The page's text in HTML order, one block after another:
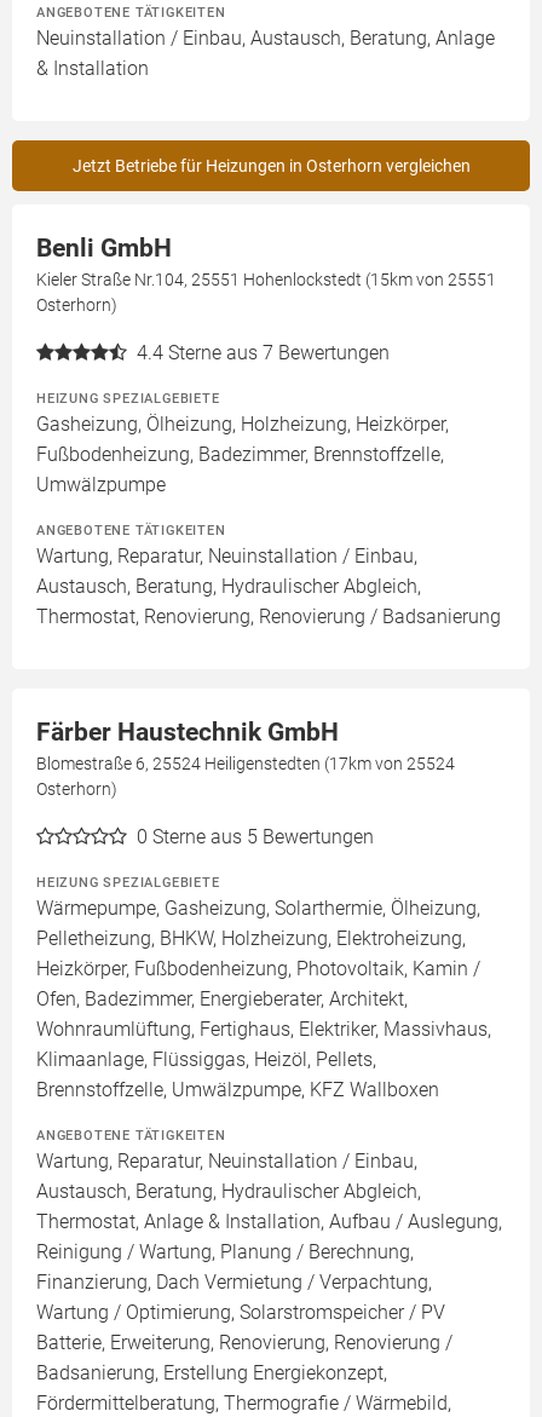
ANGEBOTENE TÄTIGKEITEN
Neuinstallation / Einbau, Austausch, Beratung, Anlage
& Installation
Jetzt Betriebe für Heizungen in Osterhorn vergleichen
Benli GmbH
Kieler Straße Nr.104, 25551 Hohenlockstedt (15km von 25551
Osterhorn)
4.4 Sterne aus 7 Bewertungen
HEIZUNG SPEZIALGEBIETE
Gasheizung, Ölheizung, Holzheizung, Heizkörper,
Fußbodenheizung, Badezimmer, Brennstoffzelle,
Umwälzpumpe
ANGEBOTENE TÄTIGKEITEN
Wartung, Reparatur, Neuinstallation / Einbau,
Austausch, Beratung, Hydraulischer Abgleich,
Thermostat, Renovierung, Renovierung / Badsanierung
Färber Haustechnik GmbH
Blomestraße 6, 25524 Heiligenstedten (17km von 25524
Osterhorn)
0 Sterne aus 5 Bewertungen
HEIZUNG SPEZIALGEBIETE
Wärmepumpe, Gasheizung, Solarthermie, Ölheizung,
Pelletheizung, BHKW, Holzheizung, Elektroheizung,
Heizkörper, Fußbodenheizung, Photovoltaik, Kamin /
Ofen, Badezimmer, Energieberater, Architekt,
Wohnraumlüftung, Fertighaus, Elektriker, Massivhaus,
Klimaanlage, Flüssiggas, Heizöl, Pellets,
Brennstoffzelle, Umwälzpumpe, KFZ Wallboxen
ANGEBOTENE TÄTIGKEITEN
Wartung, Reparatur, Neuinstallation / Einbau,
Austausch, Beratung, Hydraulischer Abgleich,
Thermostat, Anlage & Installation, Aufbau / Auslegung,
Reinigung / Wartung, Planung / Berechnung,
Finanzierung, Dach Vermietung / Verpachtung,
Wartung / Optimierung, Solarstromspeicher / PV
Batterie, Erweiterung, Renovierung, Renovierung /
Badsanierung, Erstellung Energiekonzept,
Fördermittelberatung, Thermografie / Wärmebild,